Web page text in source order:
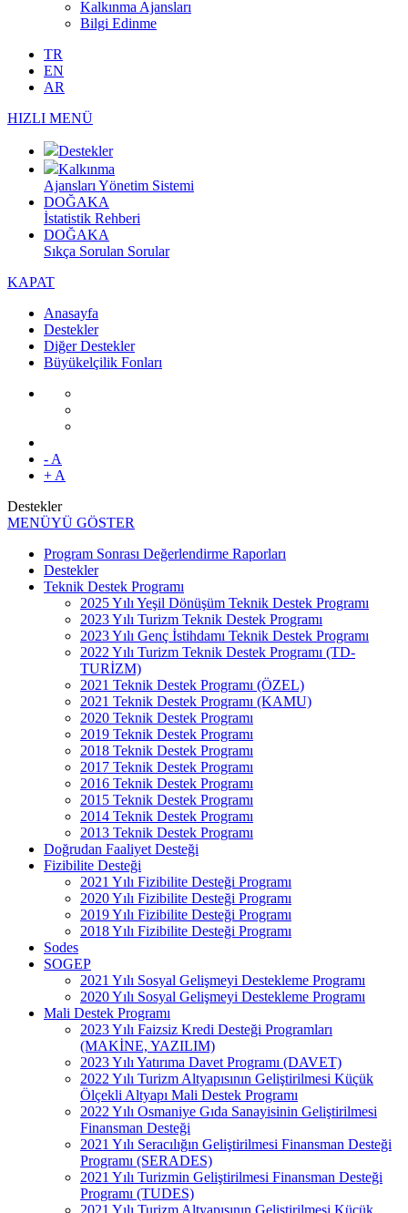
Kalkınma Ajansları
Bilgi Edinme
TR
EN
AR
HIZLI MENÜ
Destekler
Kalkınma
Ajansları Yönetim Sistemi
DOĞAKA
İstatistik Rehberi
DOĞAKA
Sıkça Sorulan Sorular
KAPAT
Anasayfa
Destekler
Diğer Destekler
Büyükelçilik Fonları
- A
+ A
Destekler
MENÜYÜ GÖSTER
Program Sonrası Değerlendirme Raporları
Destekler
Teknik Destek Programı
2025 Yılı Yeşil Dönüşüm Teknik Destek Programı
2023 Yılı Turizm Teknik Destek Programı
2023 Yılı Genç İstihdamı Teknik Destek Programı
2022 Yılı Turizm Teknik Destek Programı (TD-
TURİZM)
2021 Teknik Destek Programı (ÖZEL)
2021 Teknik Destek Programı (KAMU)
2020 Teknik Destek Programı
2019 Teknik Destek Programı
2018 Teknik Destek Programı
2017 Teknik Destek Programı
2016 Teknik Destek Programı
2015 Teknik Destek Programı
2014 Teknik Destek Programı
2013 Teknik Destek Programı
Doğrudan Faaliyet Desteği
Fizibilite Desteği
2021 Yılı Fizibilite Desteği Programı
2020 Yılı Fizibilite Desteği Programı
2019 Yılı Fizibilite Desteği Programı
2018 Yılı Fizibilite Desteği Programı
Sodes
SOGEP
2021 Yılı Sosyal Gelişmeyi Destekleme Programı
2020 Yılı Sosyal Gelişmeyi Destekleme Programı
Mali Destek Programı
2023 Yılı Faizsiz Kredi Desteği Programları
(MAKİNE, YAZILIM)
2023 Yılı Yatırıma Davet Programı (DAVET)
2022 Yılı Turizm Altyapısının Geliştirilmesi Küçük
Ölçekli Altyapı Mali Destek Programı
2022 Yılı Osmaniye Gıda Sanayisinin Geliştirilmesi
Finansman Desteği
2021 Yılı Seracılığın Geliştirilmesi Finansman Desteği
Programı (SERADES)
2021 Yılı Turizmin Geliştirilmesi Finansman Desteği
Programı (TUDES)
2021 Yılı Turizm Altyapısının Geliştirilmesi Küçük